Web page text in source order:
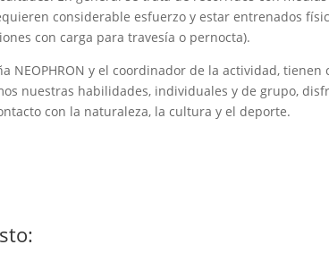
considerable esfuerzo y estar entrenados
con carga para travesía o pernocta).
NEOPHRON y el coordinador de la actividad,
nuestras habilidades, individuales y de grupo,
con la naturaleza, la cultura y el deporte.